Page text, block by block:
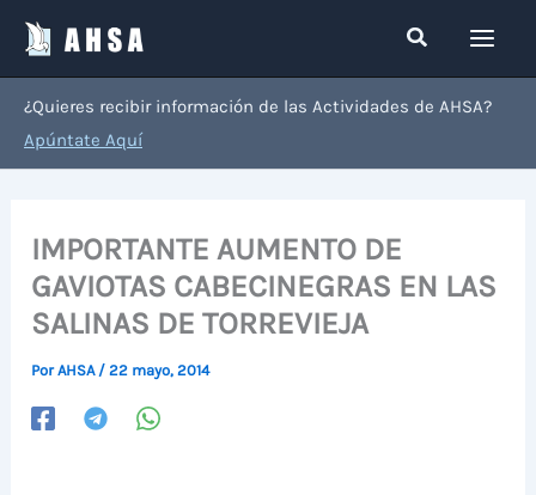
contenido
Buscar
¿Quieres recibir información de las Actividades de AHSA?
Apúntate Aquí
IMPORTANTE AUMENTO DE
GAVIOTAS CABECINEGRAS EN LAS
SALINAS DE TORREVIEJA
PorAHSA /22 mayo, 2014